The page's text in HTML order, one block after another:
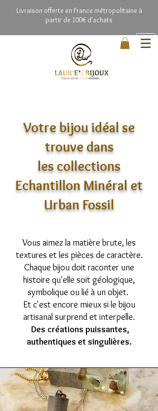
Livraison offerte en France métropolitaine à
partir de 100€ d'achats
Votre bijou idéal se
trouve dans
les collections
Echantillon Minéral et
Urban Fossil
Vous aimez la matière brute, les
textures et les pièces de caractère.
Chaque bijou doit raconter une
histoire qu'elle soit géologique,
symbolique ou lié à un objet.
Et c'est encore mieux si le bijou
artisanal surprend et interpelle.
Des créations puissantes,
authentiques et singulières.